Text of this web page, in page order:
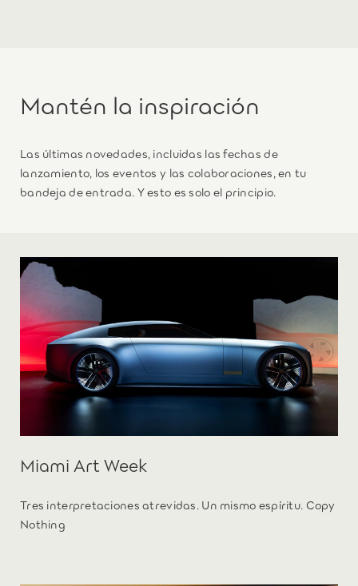
Mantén la inspiración
Las últimas novedades, incluidas las fechas de
lanzamiento, los eventos y las colaboraciones, en tu
bandeja de entrada. Y esto es solo el principio.
Miami Art Week
Tres interpretaciones atrevidas. Un mismo espíritu. Copy
Nothing